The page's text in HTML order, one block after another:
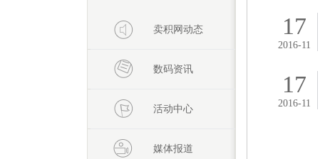
卖积网动态
数码资讯
活动中心
媒体报道
17
2016-11
17
2016-11